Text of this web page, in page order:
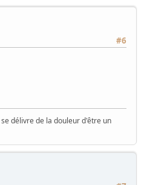
#6
délivre de la douleur d'être un